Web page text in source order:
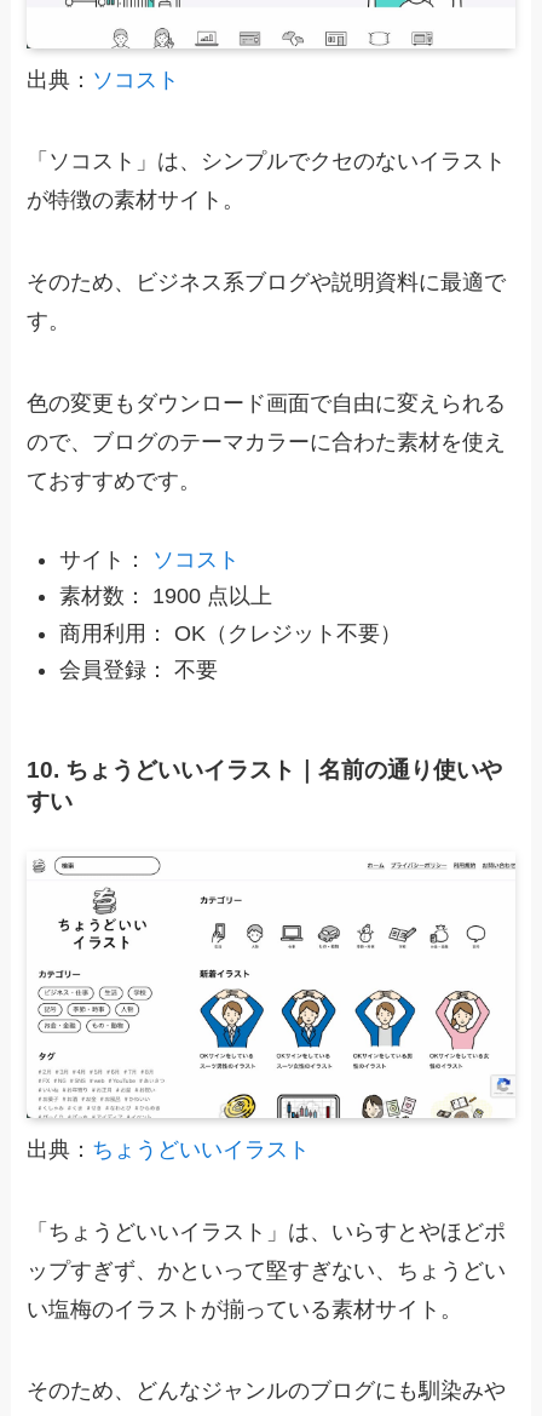
出典： ソコスト
「ソコスト」は、シンプルでクセのないイラスト
が特徴の素材サイト。
そのため、ビジネス系ブログや説明資料に最適で
す。
色の変更もダウンロード画面で自由に変えられる
ので、ブログのテーマカラーに合わた素材を使え
ておすすめです。
サイト： ソコスト
素材数： 1900 点以上
商用利用： OK（クレジット不要）
会員登録： 不要
10. ちょうどいいイラスト｜名前の通り使いや
すい
出典： ちょうどいいイラスト
「ちょうどいいイラスト」は、いらすとやほどポ
ップすぎず、かといって堅すぎない、ちょうどい
い塩梅のイラストが揃っている素材サイト。
そのため、どんなジャンルのブログにも馴染みや